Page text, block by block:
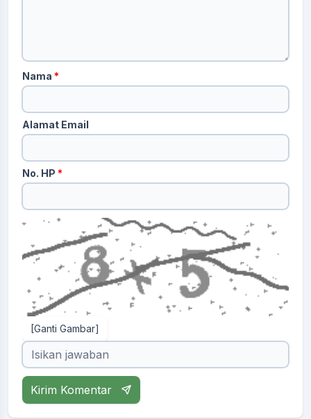
Nama *
Alamat Email
No. HP *
[Ganti Gambar]
Kirim Komentar